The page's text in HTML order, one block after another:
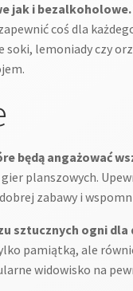
jak i bezalkoholowe.
coś dla
lemoniady czy
będą angażować
planszowych.
zabawy i
sztucznych ogni
pamiątką, ale
widowisko na